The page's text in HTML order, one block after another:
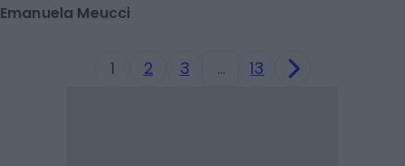
Emanuela Meucci
1 2 3 … 13